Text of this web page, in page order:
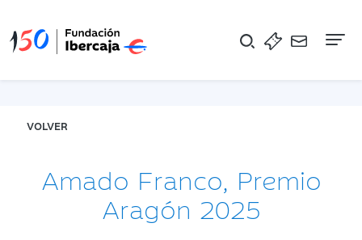
VOLVER
Amado Franco, Premio
Aragón 2025